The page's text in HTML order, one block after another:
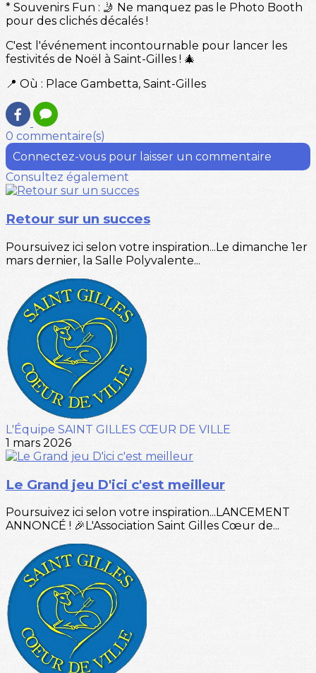
* Souvenirs Fun : 🤳 Ne manquez pas le Photo Booth
pour des clichés décalés !
C'est l'événement incontournable pour lancer les
festivités de Noël à Saint-Gilles ! 🎄
📍 Où : Place Gambetta, Saint-Gilles
0 commentaire(s)
Connectez-vous pour laisser un commentaire
Consultez également
Retour sur un succes
Poursuivez ici selon votre inspiration...Le dimanche 1er
mars dernier, la Salle Polyvalente...
L'Équipe SAINT GILLES CŒUR DE VILLE
1 mars 2026
Le Grand jeu D'ici c'est meilleur
Poursuivez ici selon votre inspiration...LANCEMENT
ANNONCÉ ! 🎉L'Association Saint Gilles Cœur de...